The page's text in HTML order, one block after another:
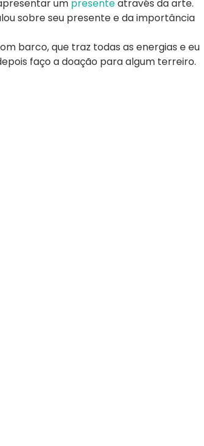
um presenteatravés da arte.
sobre seu presente e da importância
barco, que traz todas as energias e eu
faço a doação para algum terreiro.